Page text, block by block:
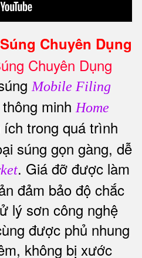
Chuyên Dụng
Chuyên Dụng
Mobile Filing
minh Home
ích trong quá trình
súng gọn gàng, dễ
. Giá đỡ được làm
đảm bảo độ chắc
lý sơn công nghệ
được phủ nhung
không bị xước